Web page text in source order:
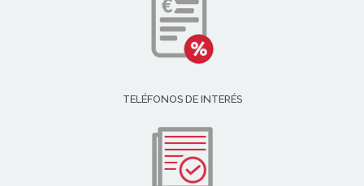
TELÉFONOS DE INTERÉS